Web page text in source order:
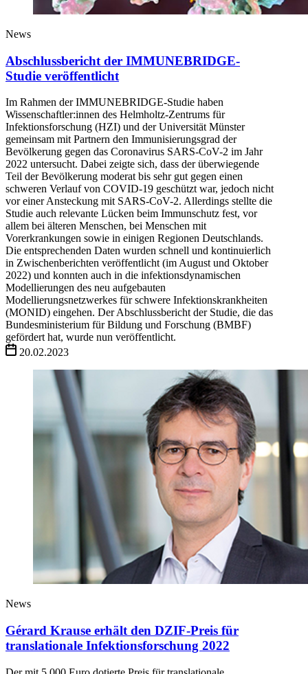
News
Abschlussbericht der IMMUNEBRIDGE-
Studie veröffentlicht
Im Rahmen der IMMUNEBRIDGE-Studie haben
Wissenschaftler:innen des Helmholtz-Zentrums für
Infektionsforschung (HZI) und der Universität Münster
gemeinsam mit Partnern den Immunisierungsgrad der
Bevölkerung gegen das Coronavirus SARS-CoV-2 im Jahr
2022 untersucht. Dabei zeigte sich, dass der überwiegende
Teil der Bevölkerung moderat bis sehr gut gegen einen
schweren Verlauf von COVID-19 geschützt war, jedoch nicht
vor einer Ansteckung mit SARS-CoV-2. Allerdings stellte die
Studie auch relevante Lücken beim Immunschutz fest, vor
allem bei älteren Menschen, bei Menschen mit
Vorerkrankungen sowie in einigen Regionen Deutschlands.
Die entsprechenden Daten wurden schnell und kontinuierlich
in Zwischenberichten veröffentlicht (im August und Oktober
2022) und konnten auch in die infektionsdynamischen
Modellierungen des neu aufgebauten
Modellierungsnetzwerkes für schwere Infektionskrankheiten
(MONID) eingehen. Der Abschlussbericht der Studie, die das
Bundesministerium für Bildung und Forschung (BMBF)
gefördert hat, wurde nun veröffentlicht.
20.02.2023
News
Gérard Krause erhält den DZIF-Preis für
translationale Infektionsforschung 2022